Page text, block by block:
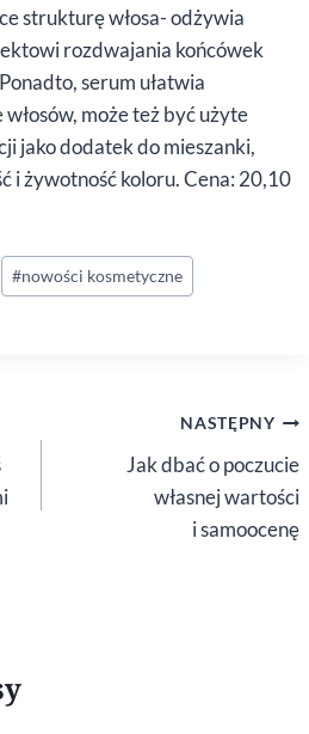
strukturę włosa- odżywia
rozdwajania końcówek
serum ułatwia
może też być użyte
jako dodatek do mieszanki,
i żywotność koloru. Cena: 20,10
#nowości kosmetyczne
NASTĘPNY
Jak dbać o poczucie
własnej wartości
i samoocenę